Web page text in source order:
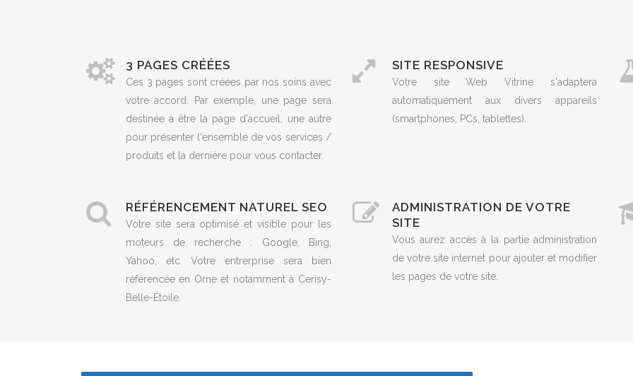
3 PAGES CRÉÉES
Ces 3 pages sont créées par nos soins avec
votre accord. Par exemple, une page sera
destinée à être la page d'accueil, une autre
pour présenter l'ensemble de vos services /
produits et la dernière pour vous contacter.
SITE RESPONSIVE
Votre site Web Vitrine s'adaptera
automatiquement aux divers appareils
(smartphones, PCs, tablettes).
RÉFÉRENCEMENT NATUREL SEO
Votre site sera optimisé et visible pour les
moteurs de recherche : Google, Bing,
Yahoo, etc. Votre entrerprise sera bien
référencée en Orne et notamment à Cerisy-
Belle-Étoile.
ADMINISTRATION DE VOTRE
SITE
Vous aurez accès à la partie administration
de votre site internet pour ajouter et modifier
les pages de votre site.